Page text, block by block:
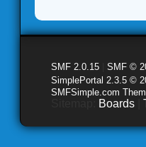
SMF 2.0.15 SMF ©
SimplePortal 2.3.5 ©
SMFSimple.com
Boards